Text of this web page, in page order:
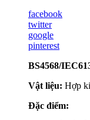
facebook
twitter
google
pinterest
BS4568/
Vật liệu: Hợp
Đặc điểm: